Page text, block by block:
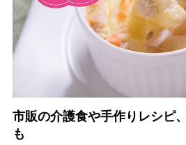
市販の介護食や手作りレシピ
も